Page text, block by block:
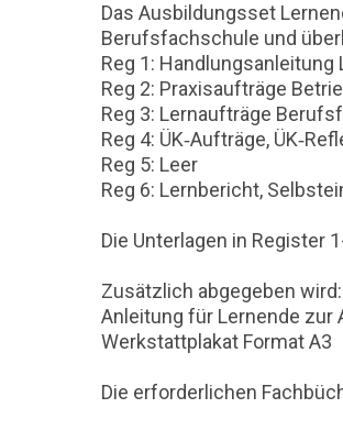
Das Ausbildungsset
Berufsfachschule und
Reg 1:
Reg 2: Praxisaufträge
Reg 3: Lernaufträge
Reg 4: ÜK‐Aufträge,
Reg 5: Leer
Reg 6: Lernbericht,
Die Unterlagen in Register
Zusätzlich abgegeben wird:
Anleitung für Lernende zur
Werkstattplakat Format A3
Die erforderlichen